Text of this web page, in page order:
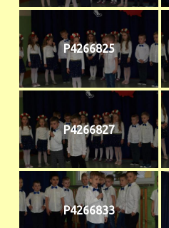
P4266825
P4266827
P4266833